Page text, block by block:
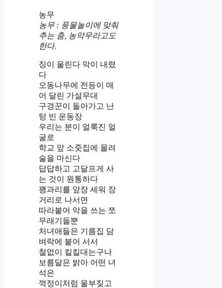
농무
농무 : 풍물놀이에 맞춰
추는 춤, 농악무라고도
한다.
징이 울린다 막이 내렸
다
오동나무에 전등이 매
어 달린 가설무대
구경꾼이 돌아가고 난
텅 빈 운동장
우리는 분이 얼룩진 얼
굴로
학교 앞 소줏집에 몰려
술을 마신다
답답하고 고달프게 사
는 것이 원통하다
꽹과리를 앞장 세워 장
거리로 나서면
따라붙어 악을 쓰는 쪼
무래기들뿐
처녀애들은 기름집 담
벼락에 붙어 서서
철없이 킬킬대는구나
보름달은 밝아 어떤 녀
석은
꺽정이처럼 울부짖고